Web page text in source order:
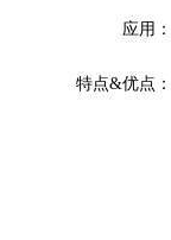
应用：
特点&优点：